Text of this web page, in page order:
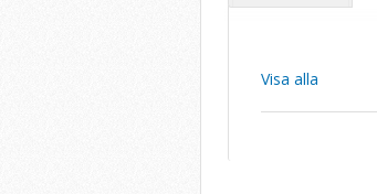
Visa alla